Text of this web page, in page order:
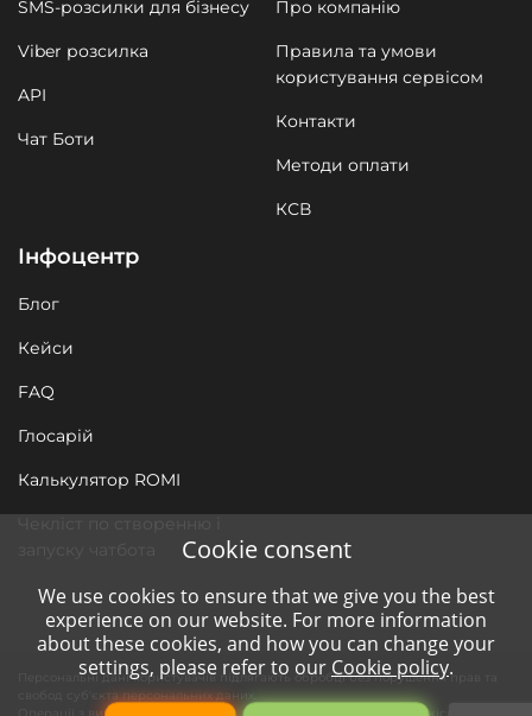
SMS-розсилки для бізнесу
Viber розсилка
API
Чат Боти
Про компанію
Правила та умови
користування сервісом
Контакти
Методи оплати
КСВ
Інфоцентр
Блог
Кейси
FAQ
Глосарій
Калькулятор ROMI
Персональні дані користувачів підлягають обробці без порушення прав та
свобод суб'єкта персональних даних.
Cookie consent
We use cookies to ensure that we give you the best
experience on our website. For more information
about these cookies, and how you can change your
settings, please refer to our Cookie policy.